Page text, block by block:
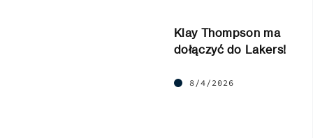
Klay Thompson ma
dołączyć do Lakers!
8/4/2026